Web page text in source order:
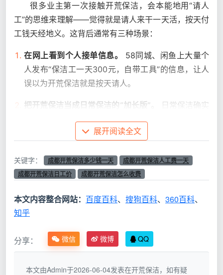
很多业主第一次接触开荒保洁，会本能地用“请人
工”的思维来理解——觉得就是请人来干一天活，按天付
工钱天经地义。这背后通常有三种场景：
在网上看到个人接单信息。
58同城、闲鱼上大量个
人发布“保洁工一天300元，自带工具”的信息，让人
误以为开荒保洁就是按天请人。
把开荒保洁当成日常保洁的“加长版”。
日常保洁确实
常按时或按天计费，但开荒保洁的强度、工具、技术
门槛完全不在一个层级。
被某些游击队以“按天算更划算”的话术引导。对方会
说：“按平米算多贵啊，我两个人一天500块给你做
完，省钱！”听起来很有道理，但里面藏着什么，后
面会细说。
开荒保洁是结果导向的工程清洁，不是时间导
向的日常出勤。你要的是一个干净到可以搬进去的新
展开阅读全文
关键字： 成都开荒保洁多少钱一天
成都开荒保洁人工费一天
成都开荒保洁日工价
成都开荒保洁怎么收费
本文内容整合网站： 百度百科、 搜狗百科、 360百科、
知乎
分享： 微信 微博 QQ
本文由Admin于2026-06-04发表在开荒保洁，如有疑